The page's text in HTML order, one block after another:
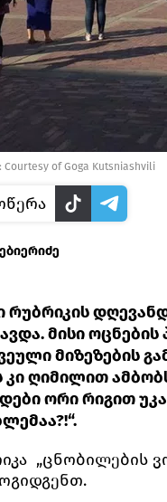
Courtesy of Goga Kutsniashvili
რუბრიკის
მისი
მიზეზების
ღიმილით
ორი რიგით
„ცნობილების